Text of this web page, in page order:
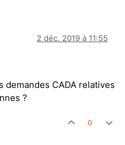
2 déc. 2019 à 11:55
demandes CADA relatives
?
0